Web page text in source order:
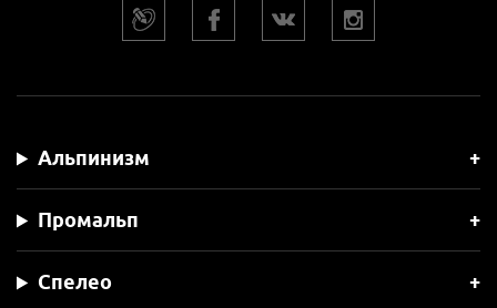
Альпинизм
Промальп
Спелео